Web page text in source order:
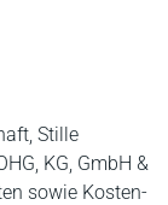
Stille
KG, GmbH &
sowie Kosten-